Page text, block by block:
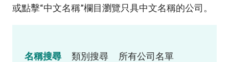
或點擊“中文名稱”欄目瀏覽只具中文名稱的公司。
名稱搜尋 類別搜尋 所有公司名單